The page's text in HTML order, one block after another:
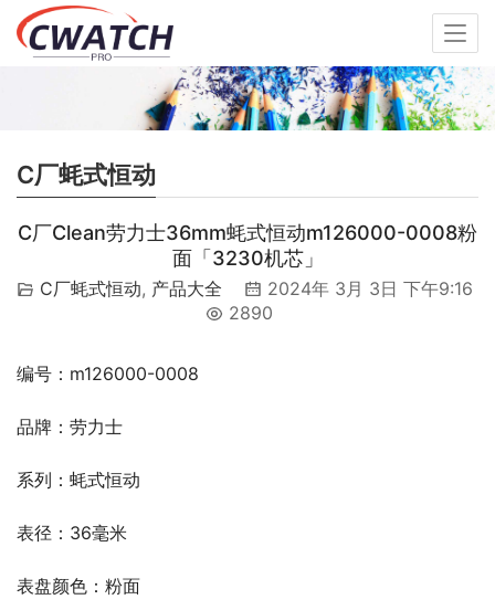
C厂蚝式恒动
C厂Clean劳力士36mm蚝式恒动m126000-0008粉
面「3230机芯」
C厂蚝式恒动, 产品大全
2024年 3月 3日 下午9:16
2890
编号：m126000-0008
品牌：劳力士
系列：蚝式恒动
表径：36毫米
表盘颜色：粉面